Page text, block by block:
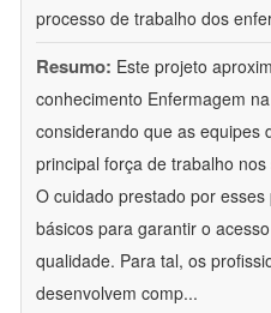
processo de trabalho dos
Resumo: Este projeto
conhecimento Enfermagem
considerando que as equipes
principal força de trabalho
O cuidado prestado por
básicos para garantir o
qualidade. Para tal, os
desenvolvem comp...